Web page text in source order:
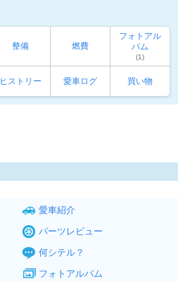
整備 燃費
フォトアル
バム
(1)
ヒストリー 愛車ログ 買い物
愛車紹介
パーツレビュー
何シテル？
フォトアルバム